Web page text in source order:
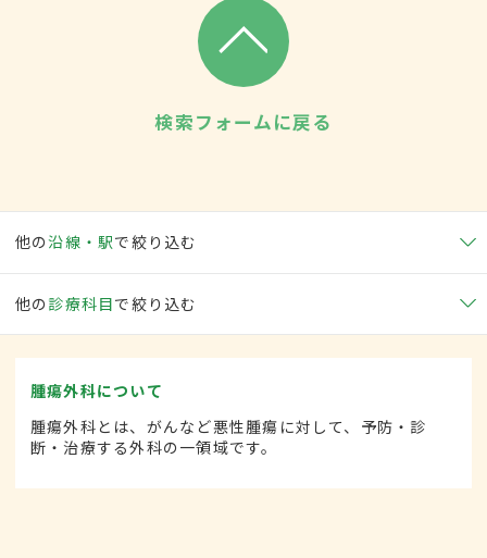
検索フォームに戻る
他の沿線・駅で絞り込む
他の 診療科目で絞り込む
腫瘍外科について
腫瘍外科とは、がんなど悪性腫瘍に対して、予防・診
断・治療する外科の一領域です。